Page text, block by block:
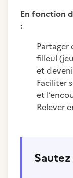
En fonction
:
filleul
et
Faciliter
et
Relever